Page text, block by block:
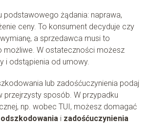
podstawowego żądania: naprawa,
ceny. To konsument decyduje czy
a sprzedawca musi to
możliwe. W ostateczności możesz
i odstąpienia od umowy.
lub zadośćuczynienia podaj
przejrzysty sposób. W przypadku
np. wobec TUI, możesz domagać
odszkodowaniai zadośćuczynienia